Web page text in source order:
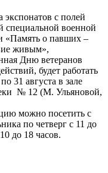
экспонатов с полей
специальной военной
«Память о павших –
живым»,
Дню ветеранов
будет работать
31 августа в зале
№ 12 (М. Ульяновой,
можно посетить с
по четверг с 11 до
до 18 часов.